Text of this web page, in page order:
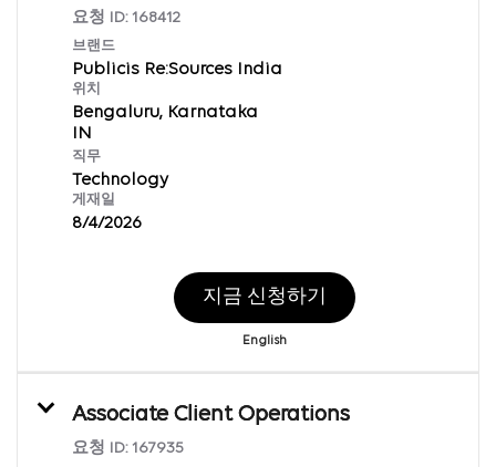
요청 ID: 168412
브랜드
Publicis Re:Sources India
위치
Bengaluru, Karnataka
직무
Technology
게재일
8/4/2026
지금 신청하기
English
Associate Client Operations
요청 ID: 167935